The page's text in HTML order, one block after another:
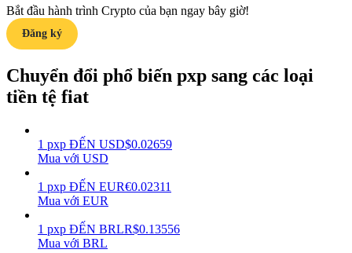
Bắt đầu hành trình Crypto của bạn ngay bây giờ!
Đăng ký
Chuyển đổi phổ biến pxp sang các loại
tiền tệ fiat
1 pxp ĐẾN USD$0.02659
Mua với USD
1 pxp ĐẾN EUR€0.02311
Mua với EUR
1 pxp ĐẾN BRLR$0.13556
Mua với BRL